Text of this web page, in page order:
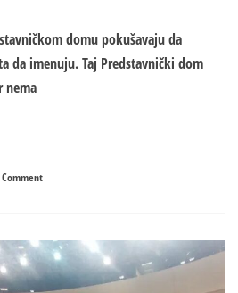
domu pokušavaju da
da imenuju. Taj Predstavnički dom
nema
on
nije
ustavan
jer